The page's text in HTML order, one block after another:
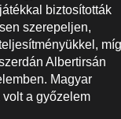
biztosították
szerepeljen,
míg
Albertirsán
Magyar
a győzelem